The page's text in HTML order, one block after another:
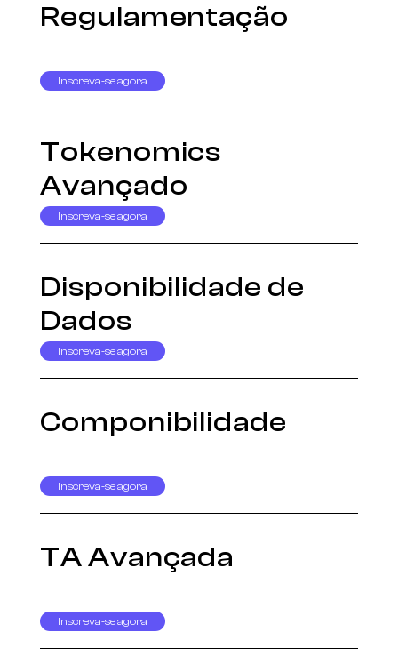
Regulamentação
Inscreva-se agora
Tokenomics
Avançado
Inscreva-se agora
Disponibilidade de
Dados
Inscreva-se agora
Componibilidade
Inscreva-se agora
TA Avançada
Inscreva-se agora